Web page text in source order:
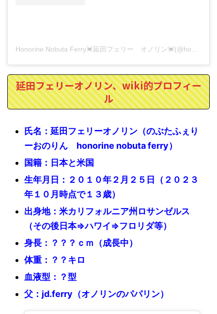
延田フェリーオノリン、wiki的プロフィー
ル
氏名：延田フェリーオノリン（のぶたふぇり
ーおのりん honorine nobuta ferry）
国籍：日本と米国
生年月日：２０１０年２月２５日（２０２３
年１０月時点で１３歳）
出身地：米カリフォルニア州ロサンゼルス
（その後日本⇒ハワイ⇒フロリダ等）
身長：？？？ｃｍ（成長中）
体重：？？キロ
血液型：？型
父：jd.ferry（オノリンのパパリン）